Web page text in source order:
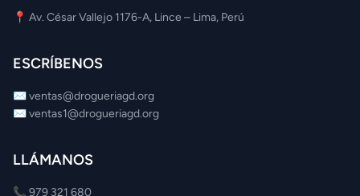
📍 Av. César Vallejo 1176-A, Lince – Lima, Perú
ESCRÍBENOS
✉️ventas@drogueriagd.org
✉️ventas1@drogueriagd.org
LLÁMANOS
📞 979 321 680